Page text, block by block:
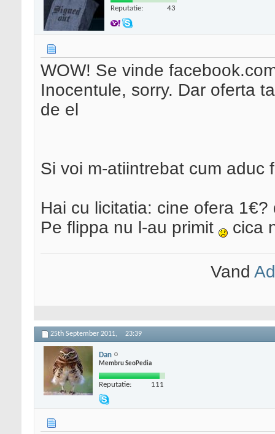
Reputatie: 43
WOW! Se vinde
Inocentule, sorry. Dar oferta
de el
Si voi m-atiintrebat cum aduc
Hai cu licitatia: cine ofera 1€?
Pe flippa nu l-au primit
cica
Vand
25th September 2011, 23:39
Dan
Membru SeoPedia
Reputatie: 111